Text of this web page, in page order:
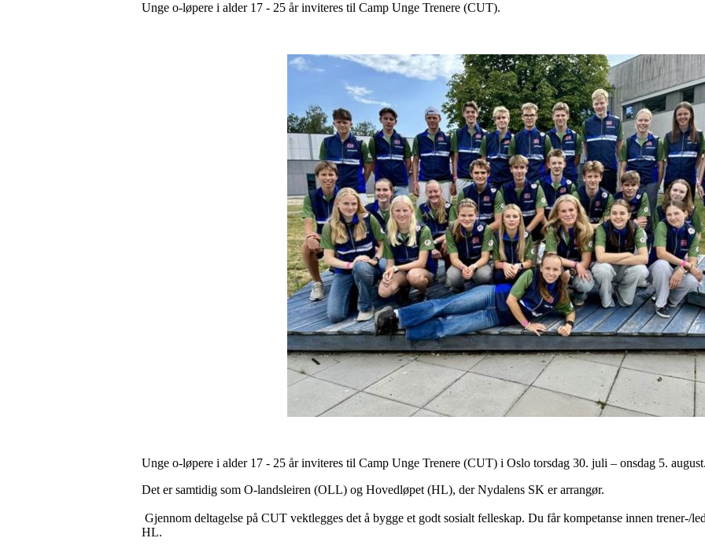
Unge o-løpere i alder 17 - 25 år inviteres til Camp Unge Trenere (CUT).
Unge o-løpere i alder 17 - 25 år inviteres til Camp Unge Trenere (CUT) i Oslo torsdag 30. juli – onsdag 5. august.
Det er samtidig som O-landsleiren (OLL) og Hovedløpet (HL), der Nydalens SK er arrangør.
Gjennom deltagelse på CUT vektlegges det å bygge et godt sosialt felleskap. Du får kompetanse innen trener-/
HL.